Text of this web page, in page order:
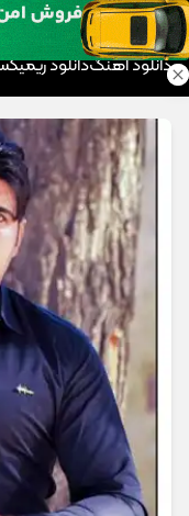
موزیک تار
دانلود آهنگدانلود